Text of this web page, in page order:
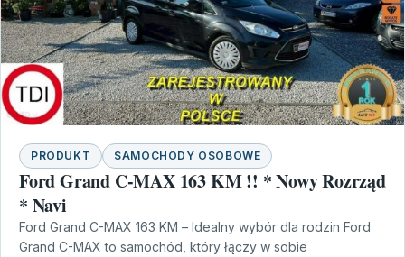
PRODUKT SAMOCHODY OSOBOWE
Ford Grand C-MAX 163 KM !! * Nowy Rozrząd
* Navi
Ford Grand C-MAX 163 KM – Idealny wybór dla rodzin Ford
Grand C-MAX to samochód, który łączy w sobie